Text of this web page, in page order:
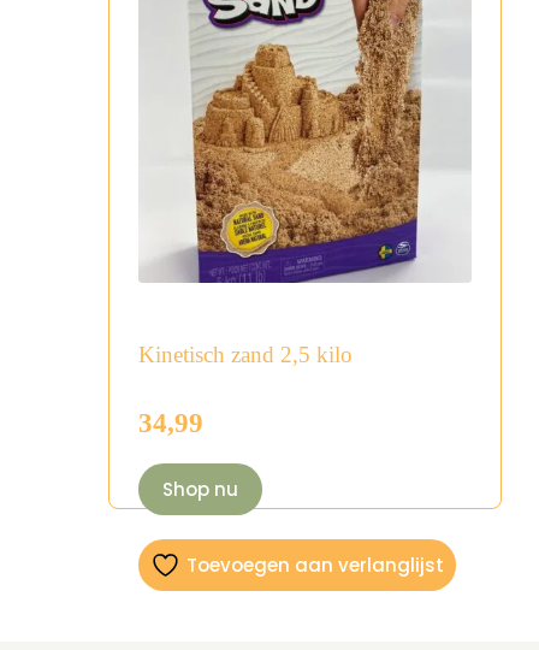
Kinetisch zand 2,5 kilo
34,99
Shop nu
Toevoegen aan verlanglijst